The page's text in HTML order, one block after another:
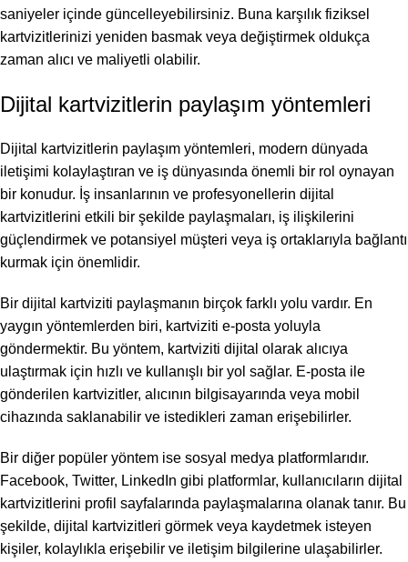
saniyeler içinde güncelleyebilirsiniz. Buna karşılık fiziksel
kartvizitlerinizi yeniden basmak veya değiştirmek oldukça
zaman alıcı ve maliyetli olabilir.
Dijital kartvizitlerin paylaşım yöntemleri
Dijital kartvizitlerin paylaşım yöntemleri, modern dünyada
iletişimi kolaylaştıran ve iş dünyasında önemli bir rol oynayan
bir konudur. İş insanlarının ve profesyonellerin dijital
kartvizitlerini etkili bir şekilde paylaşmaları, iş ilişkilerini
güçlendirmek ve potansiyel müşteri veya iş ortaklarıyla bağlantı
kurmak için önemlidir.
Bir dijital kartviziti paylaşmanın birçok farklı yolu vardır. En
yaygın yöntemlerden biri, kartviziti e-posta yoluyla
göndermektir. Bu yöntem, kartviziti dijital olarak alıcıya
ulaştırmak için hızlı ve kullanışlı bir yol sağlar. E-posta ile
gönderilen kartvizitler, alıcının bilgisayarında veya mobil
cihazında saklanabilir ve istedikleri zaman erişebilirler.
Bir diğer popüler yöntem ise sosyal medya platformlarıdır.
Facebook, Twitter, LinkedIn gibi platformlar, kullanıcıların dijital
kartvizitlerini profil sayfalarında paylaşmalarına olanak tanır. Bu
şekilde, dijital kartvizitleri görmek veya kaydetmek isteyen
kişiler, kolaylıkla erişebilir ve iletişim bilgilerine ulaşabilirler.